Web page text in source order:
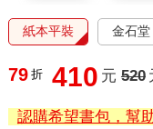
紙本平裝 金石
79 折 410 元 520
認購希望書包，幫